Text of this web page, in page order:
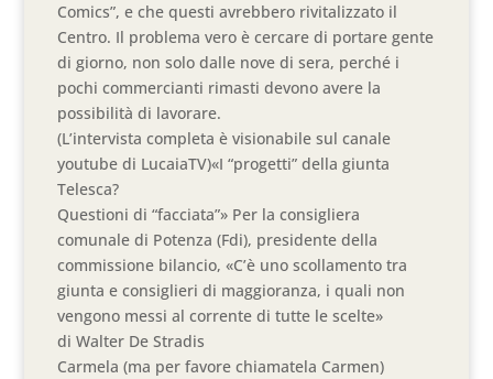
Comics”, e che questi avrebbero rivitalizzato il
Centro. Il problema vero è cercare di portare gente
di giorno, non solo dalle nove di sera, perché i
pochi commercianti rimasti devono avere la
possibilità di lavorare.
(L’intervista completa è visionabile sul canale
youtube di LucaiaTV)«I “progetti” della giunta
Telesca?
Questioni di “facciata”» Per la consigliera
comunale di Potenza (Fdi), presidente della
commissione bilancio, «C’è uno scollamento tra
giunta e consiglieri di maggioranza, i quali non
vengono messi al corrente di tutte le scelte»
di Walter De Stradis
Carmela (ma per favore chiamatela Carmen)